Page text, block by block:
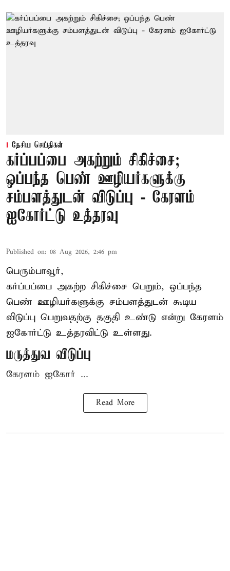
தேசிய செய்திகள்
கர்ப்பப்பை அகற்றும் சிகிச்சை;
ஒப்பந்த பெண் ஊழியர்களுக்கு
சம்பளத்துடன் விடுப்பு - கேரளம்
ஐகோர்ட்டு உத்தரவு
Published on: 08 Aug 2026, 2:46 pm
பெரும்பாவூர்,
கர்ப்பப்பை அகற்ற சிகிச்சை பெறும், ஒப்பந்த
பெண் ஊழியர்களுக்கு சம்பளத்துடன் கூடிய
விடுப்பு பெறுவதற்கு தகுதி உண்டு என்று கேரளம்
ஐகோர்ட்டு உத்தரவிட்டு உள்ளது.
மருத்துவ விடுப்பு
கேரளம் ஐகோர் ...
Read More